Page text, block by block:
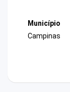
Município
Campinas